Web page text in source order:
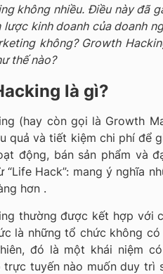
không nhiều. Điều này đã
lược kinh doanh của doanh
không? Growth
thế nào?
là gì?
(hay còn gọi là Growth
quả và tiết kiệm chi phí để
động, bán sản phẩm và
“Life Hack”: mang ý nghĩa
hơn .
thường được kết hợp với
là những tổ chức không
đó là một khái niệm
trực tuyến nào muốn duy